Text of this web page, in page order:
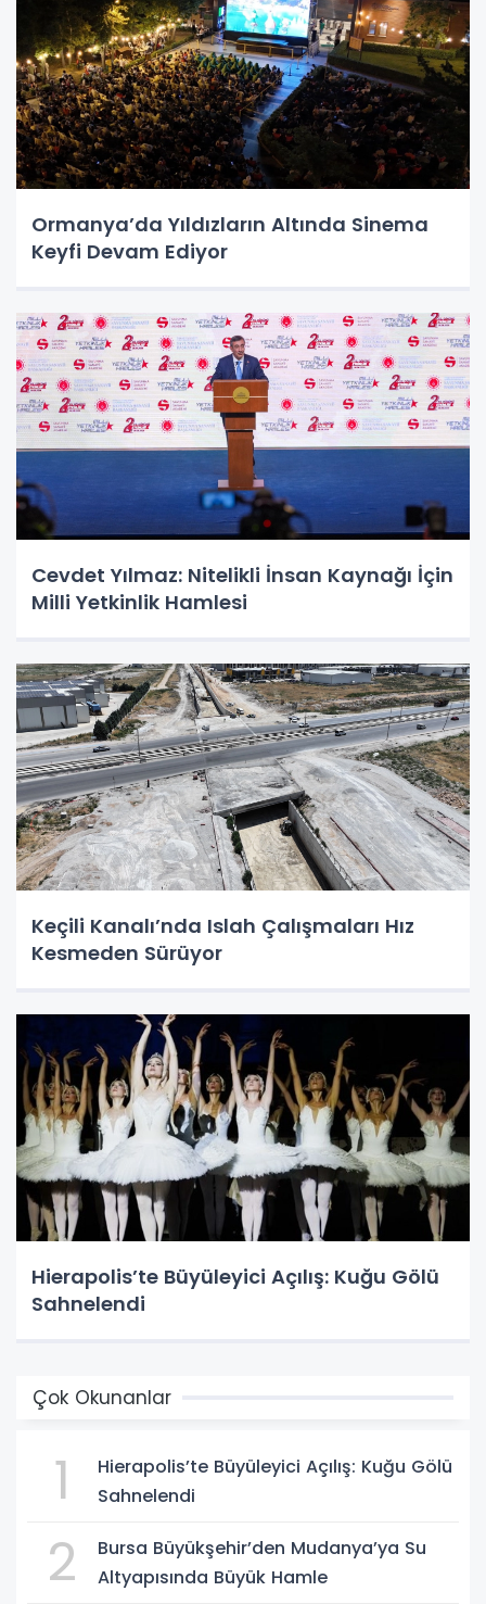
Ormanya’da Yıldızların Altında Sinema
Keyfi Devam Ediyor
Cevdet Yılmaz: Nitelikli İnsan Kaynağı İçin
Milli Yetkinlik Hamlesi
Keçili Kanalı’nda Islah Çalışmaları Hız
Kesmeden Sürüyor
Hierapolis’te Büyüleyici Açılış: Kuğu Gölü
Sahnelendi
Çok Okunanlar
1
Hierapolis’te Büyüleyici Açılış: Kuğu Gölü
Sahnelendi
2
Bursa Büyükşehir’den Mudanya’ya Su
Altyapısında Büyük Hamle